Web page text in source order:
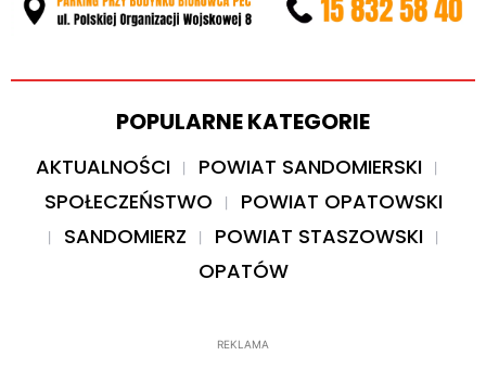
POPULARNE KATEGORIE
AKTUALNOŚCI
POWIAT SANDOMIERSKI
SPOŁECZEŃSTWO
POWIAT OPATOWSKI
SANDOMIERZ
POWIAT STASZOWSKI
OPATÓW
REKLAMA